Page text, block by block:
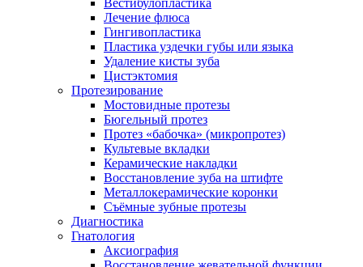
Вестибулопластика
Лечение флюса
Гингивопластика
Пластика уздечки губы или языка
Удаление кисты зуба
Цистэктомия
Протезирование
Мостовидные протезы
Бюгельный протез
Протез «бабочка» (микропротез)
Культевые вкладки
Керамические накладки
Восстановление зуба на штифте
Металлокерамические коронки
Съёмные зубные протезы
Диагностика
Гнатология
Аксиография